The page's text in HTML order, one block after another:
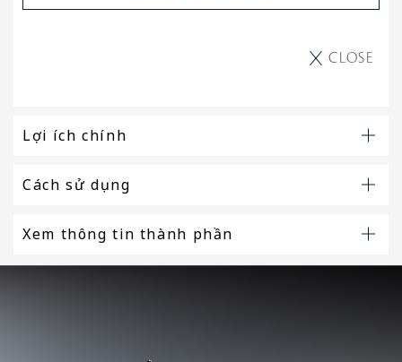
CLOSE
Lợi ích chính
Cách sử dụng
Xem thông tin thành phần